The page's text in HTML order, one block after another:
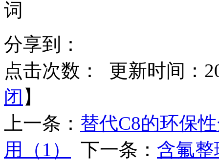
分享到：
点击次数：
更新时间：
闭 】
上一条： 替代C8的环保
用（1）
下一条： 含氟